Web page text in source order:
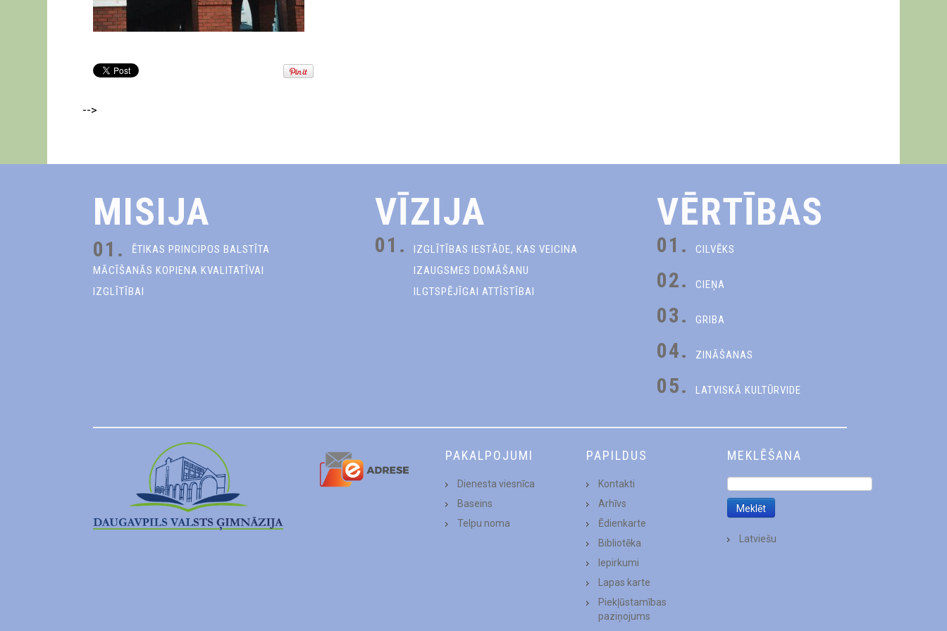
-->
MISIJA
01.
ĒTIKAS PRINCIPOS BALSTĪTA
MĀCĪŠANĀS KOPIENA KVALITATĪVAI
IZGLĪTĪBAI
VĪZIJA
01.
IZGLĪTĪBAS IESTĀDE, KAS VEICINA
IZAUGSMES DOMĀŠANU
ILGTSPĒJĪGAI ATTĪSTĪBAI
VĒRTĪBAS
01. CILVĒKS
02. CIEŅA
03. GRIBA
04. ZINĀŠANAS
05. LATVISKĀ KULTŪRVIDE
PAKALPOJUMI
Dienesta viesnīca
Baseins
Telpu noma
PAPILDUS
Kontakti
Arhīvs
Ēdienkarte
Bibliotēka
Iepirkumi
Lapas karte
Piekļūstamības
paziņojums
MEKLĒŠANA
Latviešu